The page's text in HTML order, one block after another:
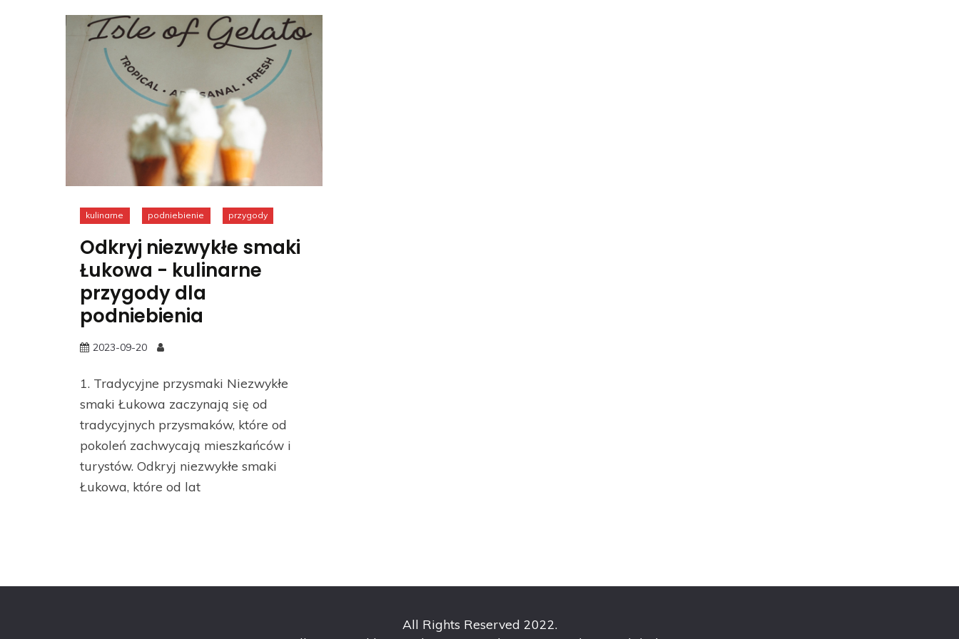
kulinarne podniebienie przygody
Odkryj niezwykłe smaki
Łukowa - kulinarne
przygody dla
podniebienia
2023-09-20
1. Tradycyjne przysmaki Niezwykłe
smaki Łukowa zaczynają się od
tradycyjnych przysmaków, które od
pokoleń zachwycają mieszkańców i
turystów. Odkryj niezwykłe smaki
Łukowa, które od lat
All Rights Reserved 2022.